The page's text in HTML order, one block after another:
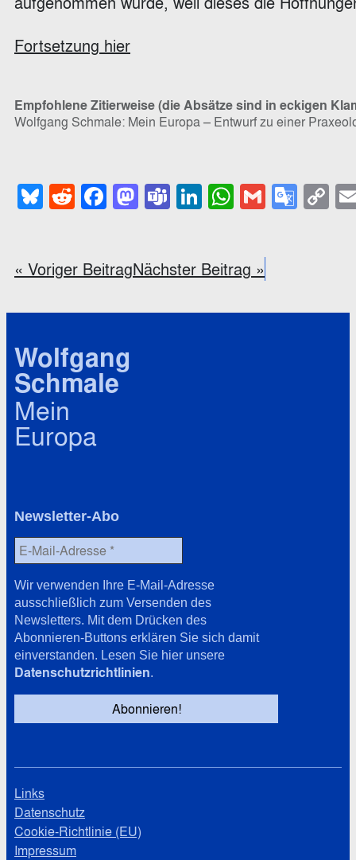
Fortsetzung hier
Empfohlene Zitierweise (die Absätze sind in eckigen
Wolfgang Schmale: Mein Europa – Entwurf zu einer
Bluesky
Reddit
Facebook
Mastodon
Teams
LinkedIn
WhatsApp
Gmail
« Voriger BeitragNächster Beitrag »
Wolfgang
Schmale
Mein
Europa
Newsletter-Abo
Wir verwenden Ihre E-Mail-Adresse
ausschließlich zum Versenden des
Newsletters. Mit dem Drücken des
Abonnieren-Buttons erklären Sie sich damit
einverstanden. Lesen Sie hier unsere
Datenschutzrichtlinien.
Links
Datenschutz
Cookie-Richtlinie (EU)
Impressum